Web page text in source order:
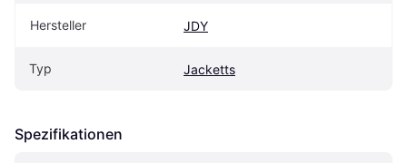
Hersteller JDY
Typ Jacketts
Spezifikationen